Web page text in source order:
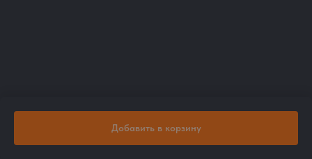
Добавить в корзину